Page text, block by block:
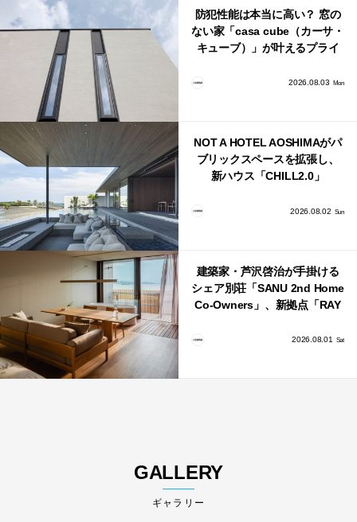
防犯性能は本当に高い？ 窓の
ない家「casa cube（カーサ・
キューブ）」が叶えるプライ
2026.08.03 Mon
NOT A HOTEL AOSHIMAがパ
ブリックスペースを拡張し、
新ハウス「CHILL2.0」
2026.08.02 Sun
建築家・芦沢啓治が手掛ける
シェア別荘「SANU 2nd Home
Co-Owners」、新拠点「RAY
2026.08.01 Sat
GALLERY
ギャラリー